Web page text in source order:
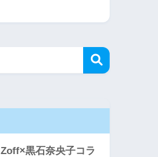
Zoff×黒石奈央子コラ